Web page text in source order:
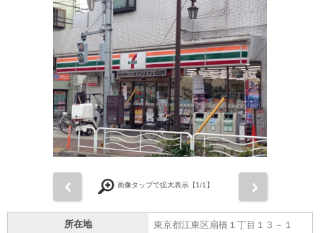
画像タップで拡大表示【1/1】
所在地 東京都江東区扇橋１丁目１３－１